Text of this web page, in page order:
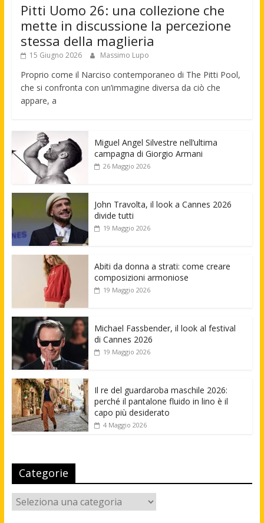
Pitti Uomo 26: una collezione che
mette in discussione la percezione
stessa della maglieria
15 Giugno 2026 Massimo Lupo
Proprio come il Narciso contemporaneo di The Pitti Pool,
che si confronta con un’immagine diversa da ciò che
appare, a
Miguel Angel Silvestre nell’ultima
campagna di Giorgio Armani
26 Maggio 2026
John Travolta, il look a Cannes 2026
divide tutti
19 Maggio 2026
Abiti da donna a strati: come creare
composizioni armoniose
19 Maggio 2026
Michael Fassbender, il look al festival
di Cannes 2026
19 Maggio 2026
Il re del guardaroba maschile 2026:
perché il pantalone fluido in lino è il
capo più desiderato
4 Maggio 2026
Categorie
Categorie